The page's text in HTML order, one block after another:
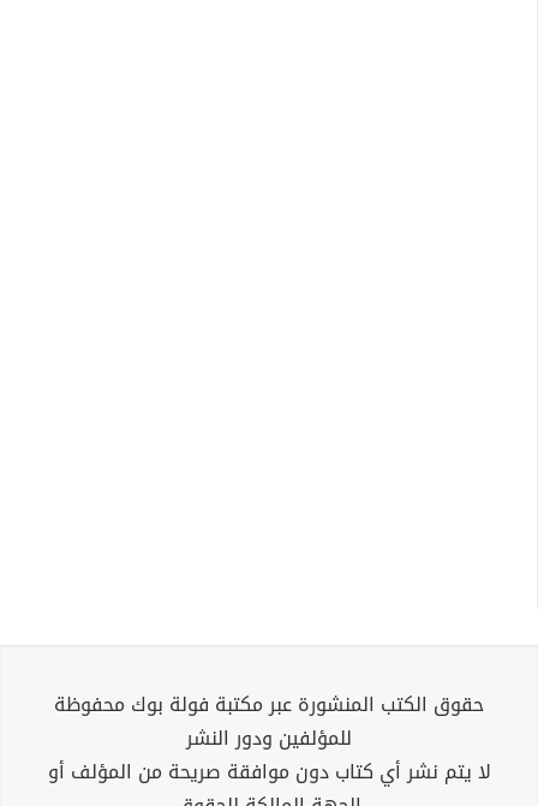
حقوق الكتب المنشورة عبر مكتبة فولة بوك محفوظة
للمؤلفين ودور النشر
لا يتم نشر أي كتاب دون موافقة صريحة من المؤلف أو